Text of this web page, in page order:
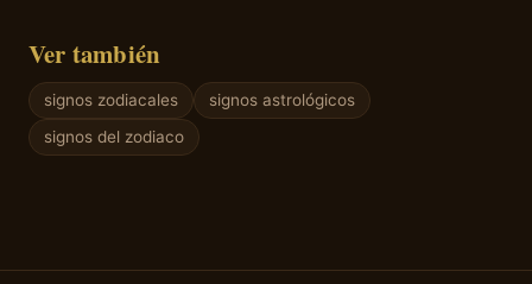
Ver también
signos zodiacales
signos astrológicos
signos del zodiaco